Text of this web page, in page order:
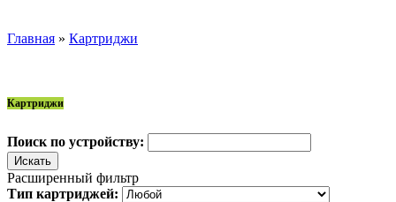
Главная » Картриджи
Картриджи
Поиск по устройству:
Расширенный фильтр
Тип картриджей: